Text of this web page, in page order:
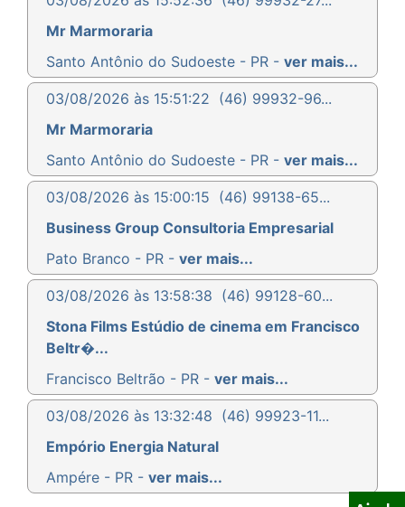
Mr Marmoraria
Santo Antônio do Sudoeste - PR - ver mais...
03/08/2026 às 15:51:22 (46) 99932-96...
Mr Marmoraria
Santo Antônio do Sudoeste - PR - ver mais...
03/08/2026 às 15:00:15 (46) 99138-65...
Business Group Consultoria Empresarial
Pato Branco - PR - ver mais...
03/08/2026 às 13:58:38 (46) 99128-60...
Stona Films Estúdio de cinema em Francisco
Beltr�...
Francisco Beltrão - PR - ver mais...
03/08/2026 às 13:32:48 (46) 99923-11...
Empório Energia Natural
Ampére - PR - ver mais...